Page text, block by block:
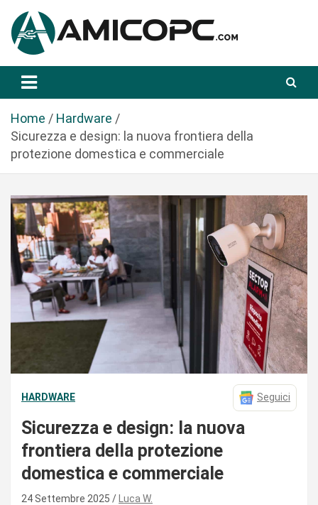
a
Amicopc.com
Home
Hardware
Sicurezza e design: la nuova frontiera della
protezione domestica e commerciale
HARDWARE Seguici
Sicurezza e design: la nuova
frontiera della protezione
domestica e commerciale
24 Settembre 2025 Luca W.